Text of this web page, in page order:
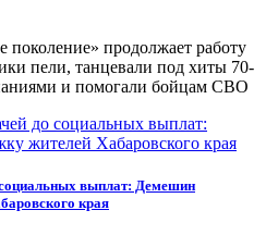
продолжает работу
пели, танцевали под хиты 70-
и помогали бойцам СВО
социальных выплат: Демешин
края